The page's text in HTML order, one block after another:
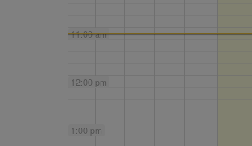
11:00 am
12:00 pm
1:00 pm